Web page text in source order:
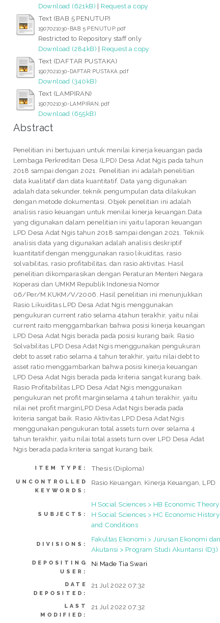
Download (621kB) | Request a copy
Text (BAB 5 PENUTUP)
1907021030-BAB 5 PENUTUP.pdf
Restricted to Repository staff only
Download (284kB) | Request a copy
Text (DAFTAR PUSTAKA)
1907021030-DAFTAR PUSTAKA.pdf
Download (340kB)
Text (LAMPIRAN)
1907021030-LAMPIRAN.pdf
Download (655kB)
Abstract
Penelitian ini bertujuan untuk menilai kinerja keuangan pada
Lembaga Perkreditan Desa (LPD) Desa Adat Ngis pada tahun
2018 sampai dengan 2021. Penelitian ini adalah penelitian
data kualitatif dan data kuantitatif. Data yang digunakan
adalah data sekunder, teknik pengumpulan data dilakukan
dengan metode dokumentasi. Objek penelitian ini adalah
analisis rasio keuangan untuk menilai kinerja keuangan.Data
yang digunakan dalam penelitian ini yaitu laporan keuangan
LPD Desa Adat Ngis tahun 2018 sampai dengan 2021. Teknik
analisis data yang digunakan adalah analisis deskriptif
kuantitatif dengan menggunakan rasio likuiditas, rasio
solvabilitas, rasio profitabilitas, dan rasio aktivitas. Hasil
penelitian dikomparasikan dengan Peraturan Menteri Negara
Koperasi dan UMKM Republik Indonesia Nomor
06/Per/M.KUKM/V/2006. Hasil penelitian ini menunjukkan
Rasio Likuiditas LPD Desa Adat Ngis menggunakan
pengukuran current ratio selama 4tahun terakhir, yaitu nilai
current raito menggambarkan bahwa posisi kinerja keuangan
LPD Desa Adat Ngis berada pada posisi kurang baik. Rasio
Solvabilitas LPD Desa Adat Ngis menggunakan pengukuran
debt to asset ratio selama 4 tahun terakhir, yaitu nilai debt to
asset ratio menggambarkan bahwa posisi kinerja keuangan
LPD Desa Adat Ngis berada pada kriteria sangat kurang baik.
Rasio Profitabilitas LPD Desa Adat Ngis menggunakan
pengukuran net profit marginselama 4 tahun terakhir, yaitu
nilai net profit marginLPD Desa Adat Ngis berada pada
kriteria sangat baik. Rasio Aktivitas LPD Desa Adat Ngis
menggunakan pengukuran total assets turn over selama 4
tahun terakhir, yaitu nilai total assets turn over LPD Desa Adat
Ngis berada pada kriteria sangat kurang baik.
ITEM TYPE: Thesis (Diploma)
UNCONTROLLED
KEYWORDS:
Rasio Keuangan, Kinerja Keuangan, LPD
SUBJECTS:
H Social Sciences > HB Economic Theory
H Social Sciences > HC Economic History
and Conditions
DIVISIONS:
Fakultas Ekonomi > Jurusan Ekonomi
Akutansi > Program Studi Akuntansi (D3)
DEPOSITING
USER:
Ni Made Tia Swari
DATE
DEPOSITED:
21 Jul 2022 07:32
LAST
MODIFIED:
21 Jul 2022 07:32